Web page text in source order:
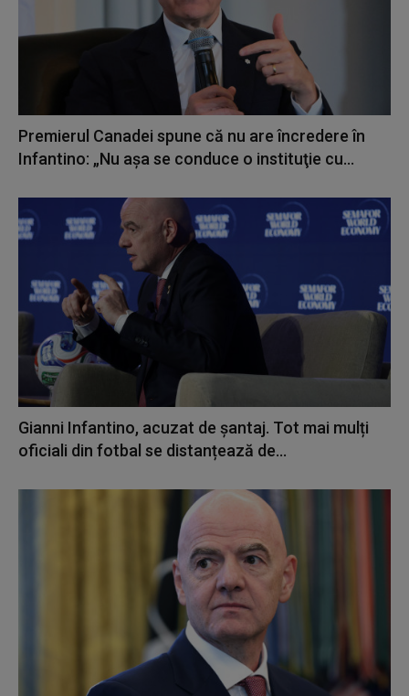
Premierul Canadei spune că nu are încredere în
Infantino: „Nu aşa se conduce o instituţie cu...
Gianni Infantino, acuzat de șantaj. Tot mai mulți
oficiali din fotbal se distanțează de...